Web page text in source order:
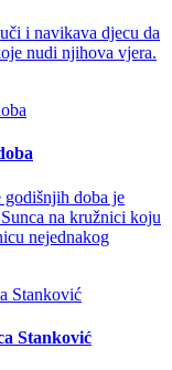
i navikava djecu da
nudi njihova vjera.
doba je
na kružnici koju
nejednakog
Stanković